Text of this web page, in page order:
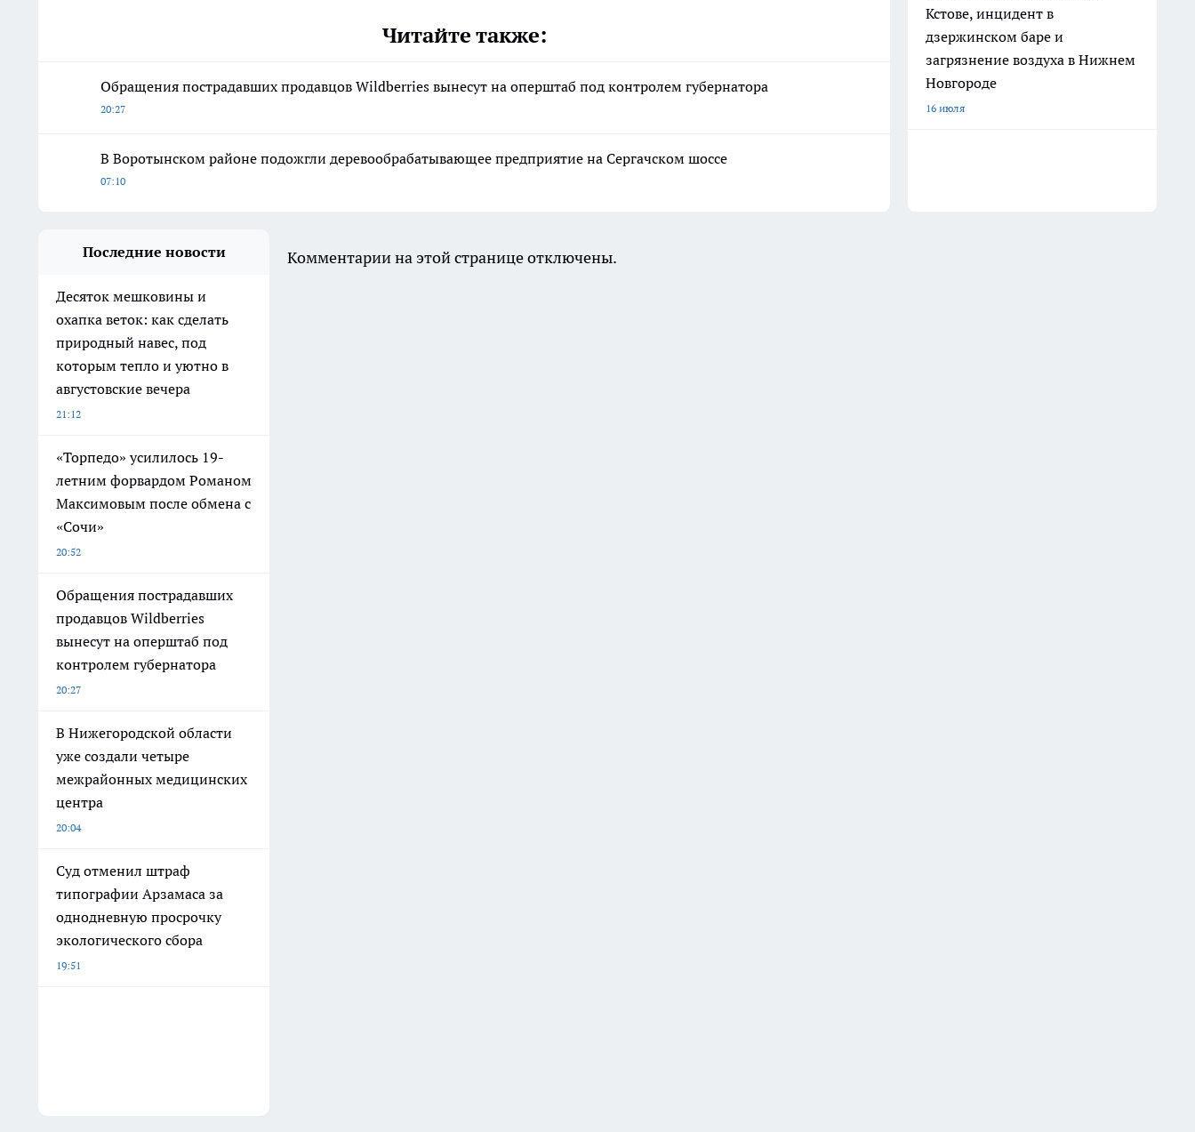
Читайте также:
Обращения пострадавших продавцов Wildberries вынесут на оперштаб под контролем губернатора
20:27
В Воротынском районе подожгли деревообрабатывающее предприятие на Сергачском шоссе
07:10
Кстове, инцидент в
дзержинском баре и
загрязнение воздуха в Нижнем
Новгороде
16 июля
Последние новости
Десяток мешковины и
охапка веток: как сделать
природный навес, под
которым тепло и уютно в
августовские вечера
21:12
«Торпедо» усилилось 19-
летним форвардом Романом
Максимовым после обмена с
«Сочи»
20:52
Обращения пострадавших
продавцов Wildberries
вынесут на оперштаб под
контролем губернатора
20:27
В Нижегородской области
уже создали четыре
межрайонных медицинских
центра
20:04
Суд отменил штраф
типографии Арзамаса за
однодневную просрочку
экологического сбора
19:51
Комментарии на этой странице отключены.